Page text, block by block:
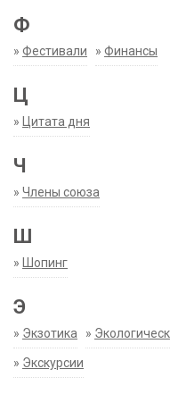
Ф
» Фестивали » Финансы
Ц
» Цитата дня
Ч
» Члены союза
Ш
» Шопинг
Э
» Экзотика »
» Экскурсии